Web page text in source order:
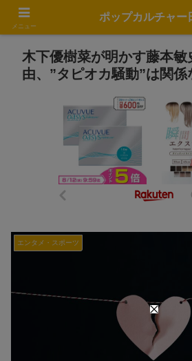
木下優樹菜が明かす藤本敏
由、”タピオカ騒動”は関係
エンタメ・スポーツ
メニュー
ポップカルチャー